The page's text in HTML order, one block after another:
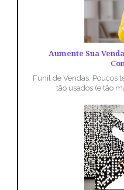
Aumente Sua
Funil de Vendas. Poucos
tão usados (e tão